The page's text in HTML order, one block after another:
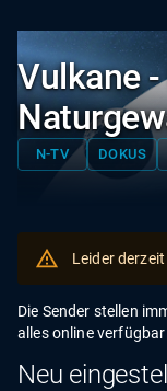
Vulkane
N-TV DOKUS
Leider
Die Sender stellen
alles online
Neu